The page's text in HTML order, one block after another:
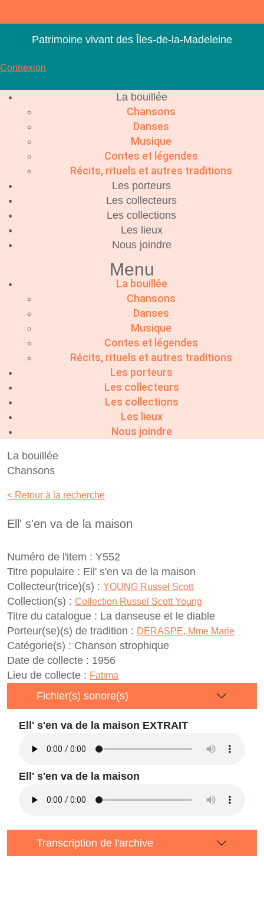
contenu
Patrimoine vivant des Îles-de-la-Madeleine
Connexion
La bouillée
Chansons
Danses
Musique
Contes et légendes
Récits, rituels et autres traditions
Les porteurs
Les collecteurs
Les collections
Les lieux
Nous joindre
Menu
La bouillée
Chansons
Danses
Musique
Contes et légendes
Récits, rituels et autres traditions
Les porteurs
Les collecteurs
Les collections
Les lieux
Nous joindre
La bouillée
Chansons
< Retour à la recherche
Ell' s'en va de la maison
Numéro de l'item : Y552
Titre populaire : Ell' s'en va de la maison
Collecteur(trice)(s) : YOUNG Russel Scott
Collection(s) : Collection Russel Scott Young
Titre du catalogue : La danseuse et le diable
Porteur(se)(s) de tradition : DERASPE, Mme Marie
Catégorie(s) : Chanson strophique
Date de collecte : 1956
Lieu de collecte : Fatima
Fichier(s) sonore(s)
Ell' s'en va de la maison EXTRAIT
Ell' s'en va de la maison
Transcription de l'archive